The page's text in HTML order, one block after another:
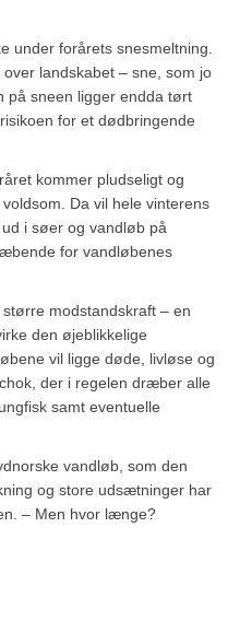
under forårets snesmeltning.
landskabet – sne, som jo
på sneen ligger endda tørt
for et dødbringende
kommer pludseligt og
Da vil hele vinterens
i søer og vandløb på
for vandløbenes
modstandskraft – en
den øjeblikkelige
vil ligge døde, livløse og
der i regelen dræber alle
samt eventuelle
vandløb, som den
og store udsætninger har
– Men hvor længe?